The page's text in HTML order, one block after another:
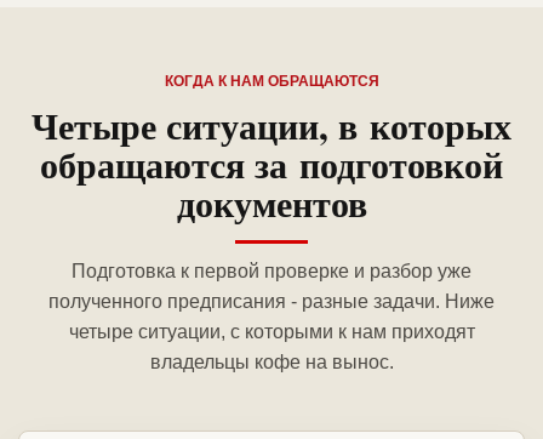
КОГДА К НАМ ОБРАЩАЮТСЯ
Четыре ситуации, в которых
обращаются за подготовкой
документов
Подготовка к первой проверке и разбор уже
полученного предписания - разные задачи. Ниже
четыре ситуации, с которыми к нам приходят
владельцы кофе на вынос.